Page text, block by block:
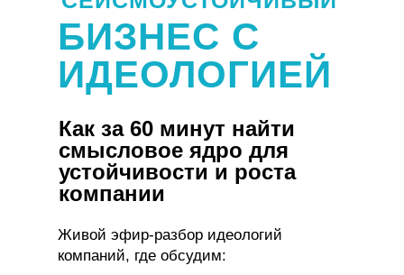
БИЗНЕС С
ИДЕОЛОГИЕЙ
Живой эфир-разбор идеологий
компаний, где обсудим:
Как за 60 минут найти
смысловое ядро для
устойчивости и роста
компании